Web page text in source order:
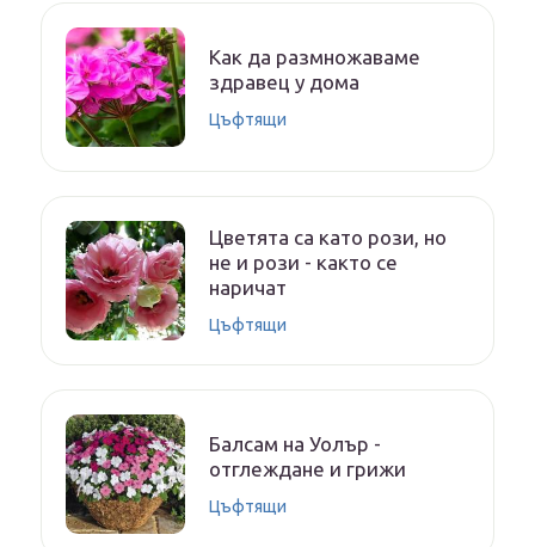
Как да размножаваме
здравец у дома
Цъфтящи
Цветята са като рози, но
не и рози - както се
наричат
Цъфтящи
Балсам на Уолър -
отглеждане и грижи
Цъфтящи